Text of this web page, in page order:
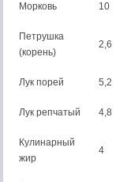
Морковь 10
Петрушка
(корень)
2,6
Лук порей 5,2
Лук репчатый 4,8
Кулинарный
жир
4